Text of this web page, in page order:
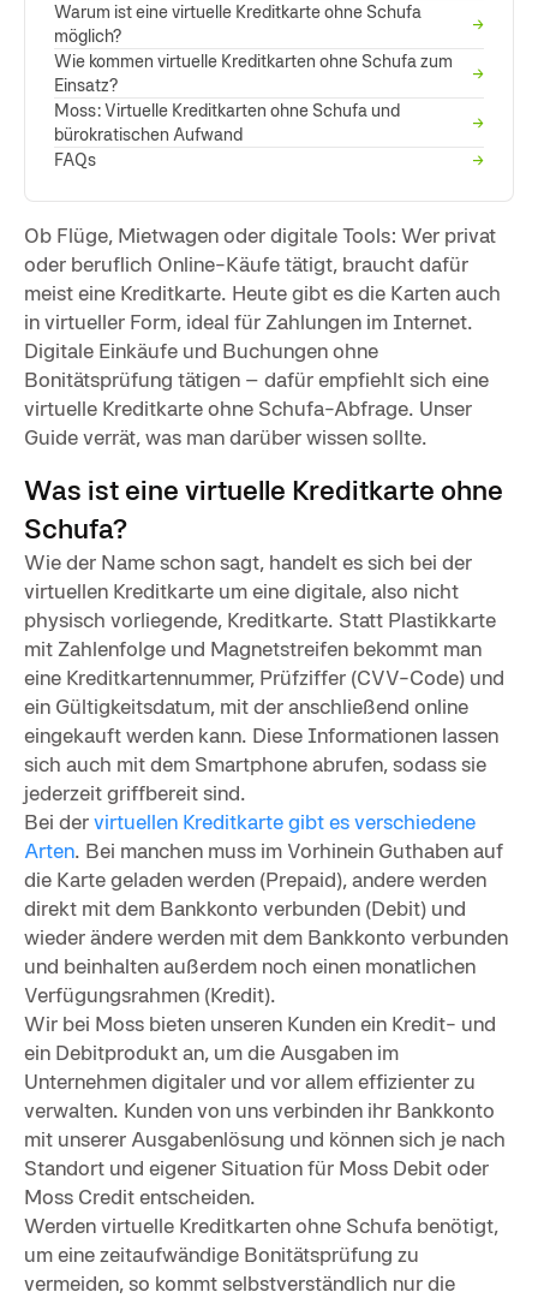
Warum ist eine virtuelle Kreditkarte ohne Schufa
möglich?
→
Wie kommen virtuelle Kreditkarten ohne Schufa zum
Einsatz?
→
Moss: Virtuelle Kreditkarten ohne Schufa und
bürokratischen Aufwand
→
FAQs
→
Ob Flüge, Mietwagen oder digitale Tools: Wer privat
oder beruflich Online-Käufe tätigt, braucht dafür
meist eine Kreditkarte. Heute gibt es die Karten auch
in virtueller Form, ideal für Zahlungen im Internet.
Digitale Einkäufe und Buchungen ohne
Bonitätsprüfung tätigen – dafür empfiehlt sich eine
virtuelle Kreditkarte ohne Schufa-Abfrage. Unser
Guide verrät, was man darüber wissen sollte.
Was ist eine virtuelle Kreditkarte ohne
Schufa?
Wie der Name schon sagt, handelt es sich bei der
virtuellen Kreditkarte um eine digitale, also nicht
physisch vorliegende, Kreditkarte. Statt Plastikkarte
mit Zahlenfolge und Magnetstreifen bekommt man
eine Kreditkartennummer, Prüfziffer (CVV-Code) und
ein Gültigkeitsdatum, mit der anschließend online
eingekauft werden kann. Diese Informationen lassen
sich auch mit dem Smartphone abrufen, sodass sie
jederzeit griffbereit sind.
Bei dervirtuellen Kreditkarte gibt es verschiedene
Arten. Bei manchen muss im Vorhinein Guthaben auf
die Karte geladen werden (Prepaid), andere werden
direkt mit dem Bankkonto verbunden (Debit) und
wieder ändere werden mit dem Bankkonto verbunden
und beinhalten außerdem noch einen monatlichen
Verfügungsrahmen (Kredit).
Wir bei Moss bieten unseren Kunden ein Kredit- und
ein Debitprodukt an, um die Ausgaben im
Unternehmen digitaler und vor allem effizienter zu
verwalten. Kunden von uns verbinden ihr Bankkonto
mit unserer Ausgabenlösung und können sich je nach
Standort und eigener Situation für Moss Debit oder
Moss Credit entscheiden.
Werden virtuelle Kreditkarten ohne Schufa benötigt,
um eine zeitaufwändige Bonitätsprüfung zu
vermeiden, so kommt selbstverständlich nur die